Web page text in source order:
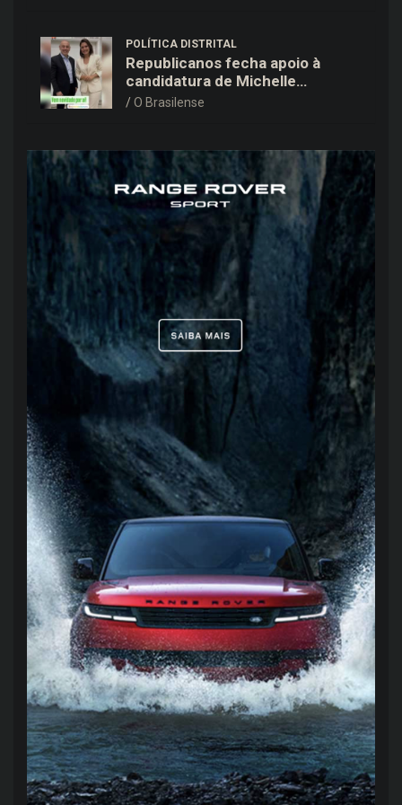
POLÍTICA DISTRITAL
Republicanos fecha apoio à
candidatura de Michelle
Bolsonaro ao Senado no DF
O Brasilense